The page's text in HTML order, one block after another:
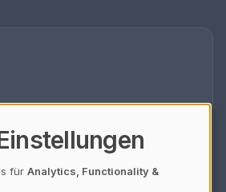
für Analytics, Functionality &